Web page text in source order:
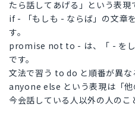
たら話してあげる」という表現
if - 「もしも - ならば」の文章
す。
promise not to - は、「 - をし
です。
文法で習う to do と順番が異な
anyone else という表現は「他
今会話している人以外の人のこ